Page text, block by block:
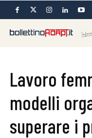
Lavoro
modelli
superare i